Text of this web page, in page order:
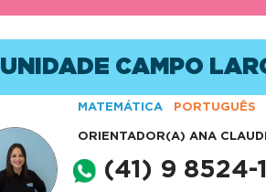
UNIDADE CAMPO
MATEMÁTICA PORTUGUÊS
ORIENTADOR(A) ANA
(41) 9 8524-